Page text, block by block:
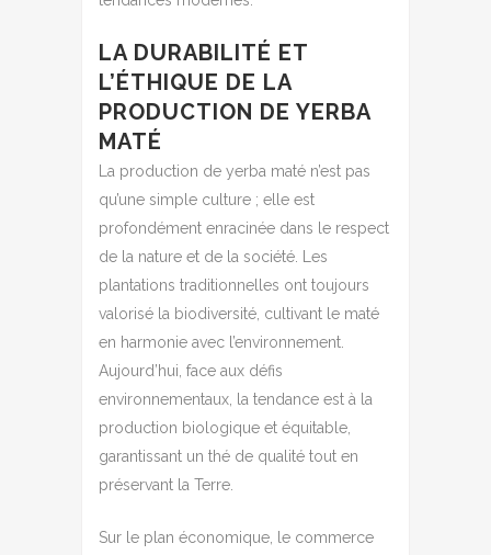
LA DURABILITÉ ET
L’ÉTHIQUE DE LA
PRODUCTION DE YERBA
MATÉ
La production de yerba maté n’est pas
qu’une simple culture ; elle est
profondément enracinée dans le respect
de la nature et de la société. Les
plantations traditionnelles ont toujours
valorisé la biodiversité, cultivant le maté
en harmonie avec l’environnement.
Aujourd’hui, face aux défis
environnementaux, la tendance est à la
production biologique et équitable,
garantissant un thé de qualité tout en
préservant la Terre.
Sur le plan économique, le commerce